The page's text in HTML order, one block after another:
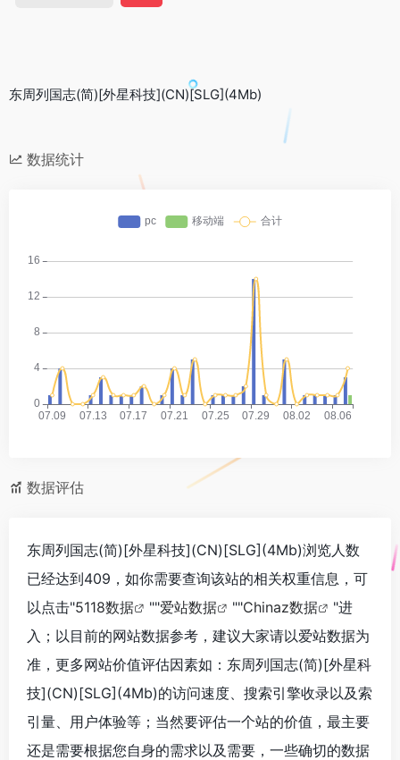
东周列国志(简)[外星科技](CN)[SLG](4Mb)
数据统计
数据评估
东周列国志(简)[外星科技](CN)[SLG](4Mb)浏览人数
已经达到409，如你需要查询该站的相关权重信息，可
以点击"5118数据 ""爱站数据 ""Chinaz数据
"进
入；以目前的网站数据参考，建议大家请以爱站数据为
准，更多网站价值评估因素如：东周列国志(简)[外星科
技](CN)[SLG](4Mb)的访问速度、搜索引擎收录以及索
引量、用户体验等；当然要评估一个站的价值，最主要
还是需要根据您自身的需求以及需要，一些确切的数据